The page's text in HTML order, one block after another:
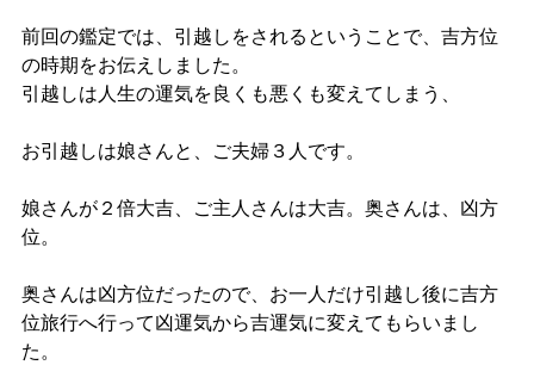
前回の鑑定では、引越しをされるということで、吉方位
の時期をお伝えしました。
引越しは人生の運気を良くも悪くも変えてしまう、
お引越しは娘さんと、ご夫婦３人です。
娘さんが２倍大吉、ご主人さんは大吉。奥さんは、凶方
位。
奥さんは凶方位だったので、お一人だけ引越し後に吉方
位旅行へ行って凶運気から吉運気に変えてもらいまし
た。